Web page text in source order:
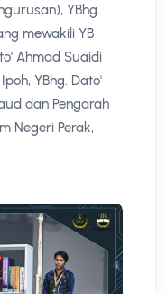
YBhg.
mewakili YB
Ahmad Suaidi
YBhg. Dato'
dan Pengarah
Negeri Perak,